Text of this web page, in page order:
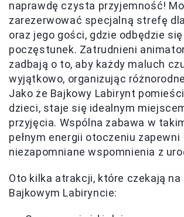
naprawdę czysta przyjemność!
zarezerwować specjalną strefę
oraz jego gości, gdzie odbędzie
poczęstunek. Zatrudnieni
zadbają o to, aby każdy maluch
wyjątkowo, organizując
Jako że Bajkowy Labirynt
dzieci, staje się idealnym
przyjęcia. Wspólna zabawa w
pełnym energii otoczeniu zapewni
niezapomniane wspomnienia z
Oto kilka atrakcji, które czekają na
Bajkowym Labiryncie: